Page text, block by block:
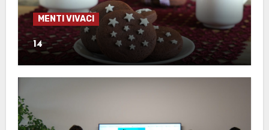
MENTI VIVACI
14